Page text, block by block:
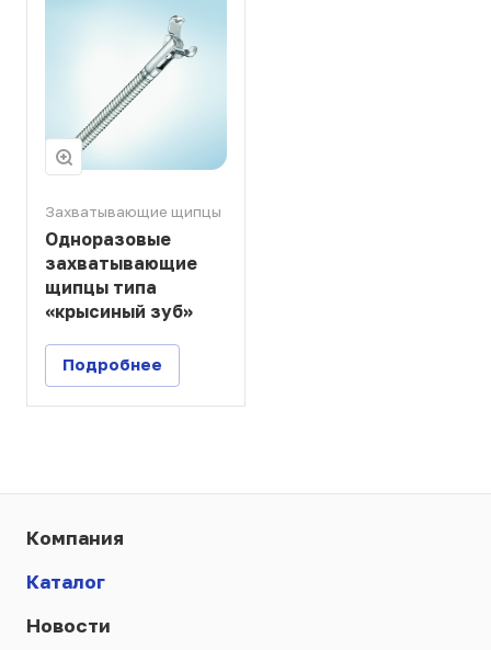
Захватывающие щипцы
Одноразовые
захватывающие
щипцы типа
«крысиный зуб»
Подробнее
Компания
Каталог
Новости